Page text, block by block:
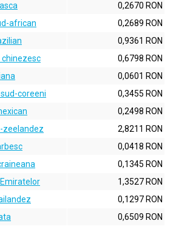
0,2670 RON
african
0,2689 RON
0,9361 RON
chinezesc
0,6798 RON
0,0601 RON
coreeni
0,3455 RON
0,2498 RON
zeelandez
2,8211 RON
0,0418 RON
0,1345 RON
1,3527 RON
0,1297 RON
0,6509 RON